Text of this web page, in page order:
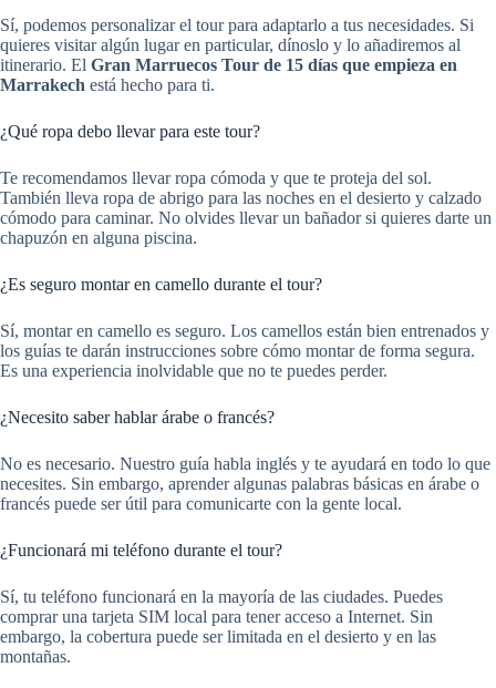
Sí, podemos personalizar el tour para adaptarlo a tus necesidades. Si
quieres visitar algún lugar en particular, dínoslo y lo añadiremos al
itinerario. El Gran Marruecos Tour de 15 días que empieza en
Marrakech está hecho para ti.
¿Qué ropa debo llevar para este tour?
Te recomendamos llevar ropa cómoda y que te proteja del sol.
También lleva ropa de abrigo para las noches en el desierto y calzado
cómodo para caminar. No olvides llevar un bañador si quieres darte un
chapuzón en alguna piscina.
¿Es seguro montar en camello durante el tour?
Sí, montar en camello es seguro. Los camellos están bien entrenados y
los guías te darán instrucciones sobre cómo montar de forma segura.
Es una experiencia inolvidable que no te puedes perder.
¿Necesito saber hablar árabe o francés?
No es necesario. Nuestro guía habla inglés y te ayudará en todo lo que
necesites. Sin embargo, aprender algunas palabras básicas en árabe o
francés puede ser útil para comunicarte con la gente local.
¿Funcionará mi teléfono durante el tour?
Sí, tu teléfono funcionará en la mayoría de las ciudades. Puedes
comprar una tarjeta SIM local para tener acceso a Internet. Sin
embargo, la cobertura puede ser limitada en el desierto y en las
montañas.